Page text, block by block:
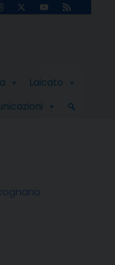
X
YouTube
Feed
Laicato